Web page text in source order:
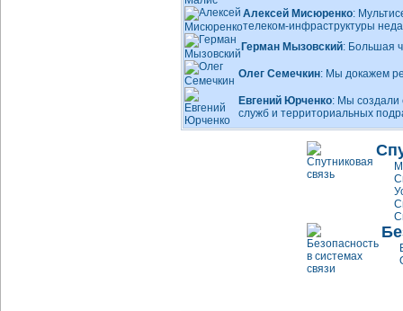
Алексей Мисюренко:
телеком-инфраструктуры
Герман Мызовский: Большая
Олег Семечкин: Мы докажем
Евгений Юрченко: Мы создали
служб и территориальных